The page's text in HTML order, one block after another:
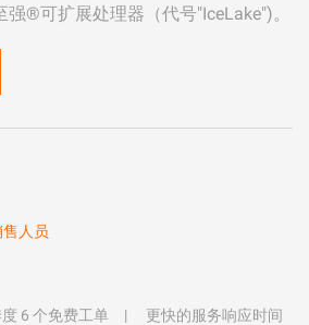
®可扩展处理器（代号"IceLake")。
人员
6 个免费工单
更快的服务响应时间